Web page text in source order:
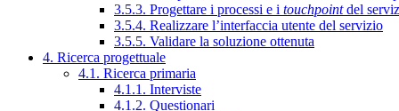
3.5.3. Progettare i processi e i touchpointdel
3.5.4. Realizzare l’interfaccia utente del servizio
3.5.5. Validare la soluzione ottenuta
4. Ricerca progettuale
4.1. Ricerca primaria
4.1.1. Interviste
4.1.2. Questionari